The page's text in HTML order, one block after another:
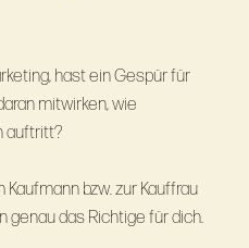
hast ein Gespür für
mitwirken, wie
auftritt?
bzw. zur Kauffrau
genau das Richtige für dich.